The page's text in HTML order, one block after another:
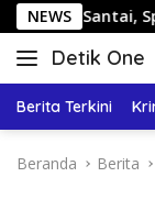
Langsung
ke
konten
NEWS
Spot Foto, dan
Detik One
Tajam
Fakta
Berita Terkini
Beranda Berita